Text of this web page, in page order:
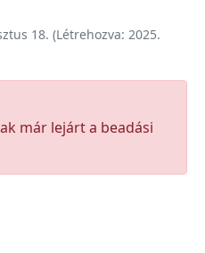
18. (Létrehozva: 2025.
már lejárt a beadási